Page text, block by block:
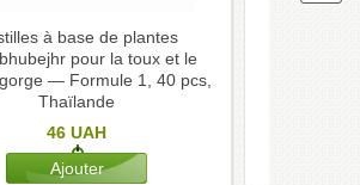
à base de plantes
pour la toux et le
— Formule 1, 40 pcs,
Thaïlande
46 UAH